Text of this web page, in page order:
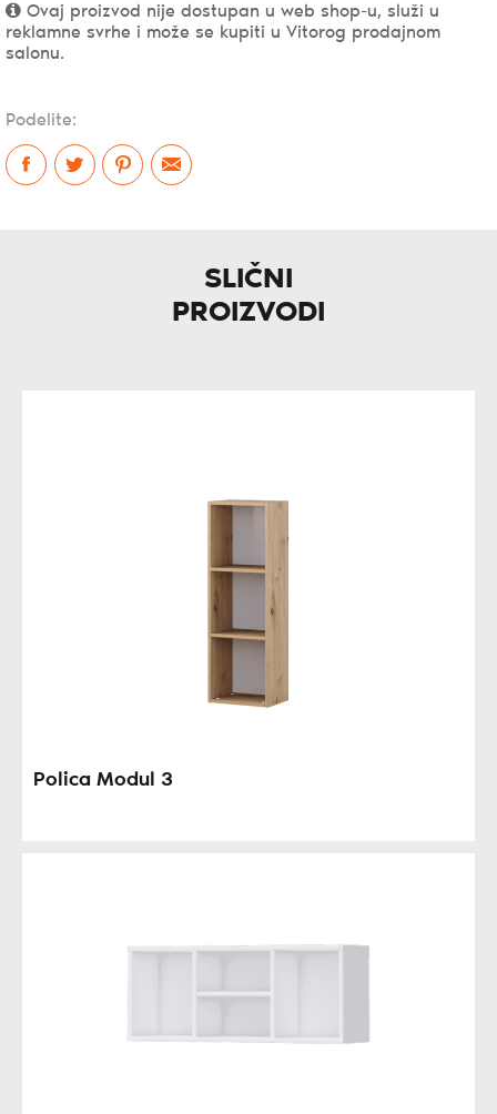
Ovaj proizvod nije dostupan u web shop-u, služi u
reklamne svrhe i može se kupiti u Vitorog prodajnom
salonu.
Podelite:
SLIČNI
PROIZVODI
Polica Modul 3